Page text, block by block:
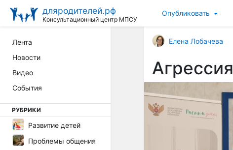
дляродителей.рф
Консультационный центр МПСУ
Опубликовать
Лента
Новости
Видео
События
РУБРИКИ
Развитие детей
Проблемы общения
Елена Лобачева
Агрессия